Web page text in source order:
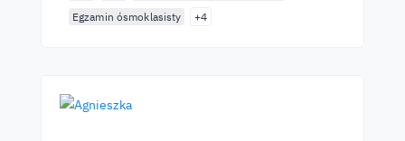
Egzamin ósmoklasisty
+4